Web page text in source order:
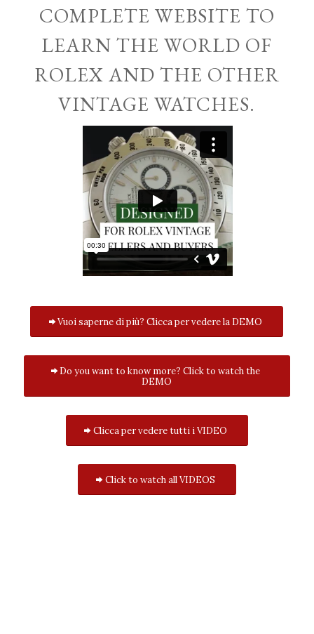
COMPLETE WEBSITE TO
LEARN THE WORLD OF
ROLEX AND THE OTHER
VINTAGE WATCHES.
Vuoi saperne di più? Clicca per vedere la DEMO
Do you want to know more? Click to watch the
DEMO
Clicca per vedere tutti i VIDEO
Click to watch all VIDEOS